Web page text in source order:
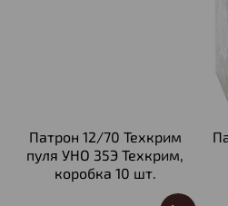
Патрон 12/70 Техкрим
пуля УНО 35Э Техкрим,
коробка 10 шт.